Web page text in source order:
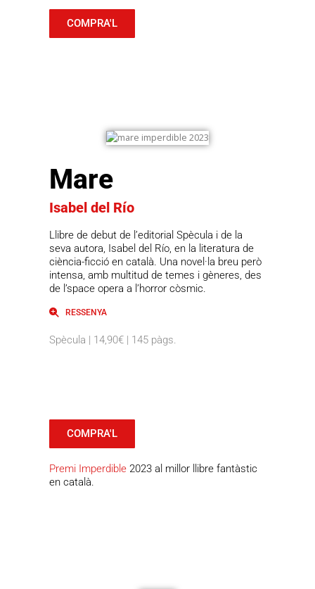
COMPRA'L
Mare
Isabel del Río
Llibre de debut de l’editorial Spècula i de la
seva autora, Isabel del Río, en la literatura de
ciència-ficció en català. Una novel·la breu però
intensa, amb multitud de temes i gèneres, des
de l’space opera a l’horror còsmic.
RESSENYA
Spècula | 14,90€ | 145 pàgs.
COMPRA'L
Premi Imperdible 2023 al millor llibre fantàstic
en català.